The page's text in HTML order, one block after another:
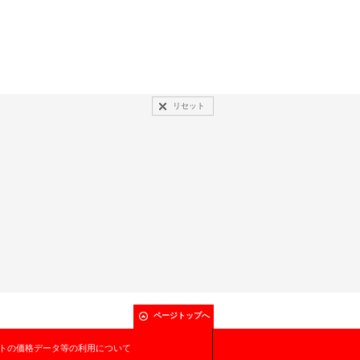
リセット
ページトップへ
の価格データ等の利用について